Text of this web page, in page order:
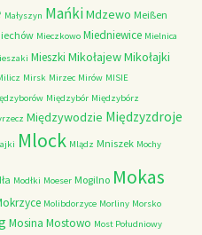
Małyszyn MańkiMdzewo Meißen
Mieczkowo Miedniewice Mielnica
Mieszki MikołajewMikołajki
Mirsk Mirzec Mirów MISIE
Międzybór Międzybórz
Międzywodzie Międzyzdroje
Mlock Mlądz Mniszek Mochy
Modłki Moeser Mogilno Mokas
Molibdorzyce Morliny Morsko
Mosina Mostowo Most Południowy